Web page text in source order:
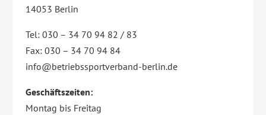
14053 Berlin
Tel: 030 – 34 70 94 82 / 83
Fax: 030 – 34 70 94 84
info@betriebssportverband-berlin.de
Geschäftszeiten:
Montag bis Freitag